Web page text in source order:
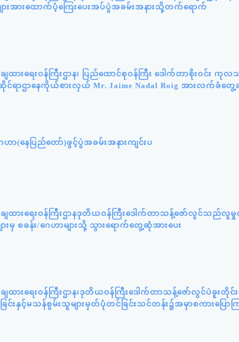
ားအားထောက်ပံ့ကြေးပေးအပ်ပွဲအခမ်းအနားသို့တက်ရောက်
းရေးဝန်ကြီးဌာန၊ ပြည်ထောင်စုဝန်ကြီး ဒေါက်တာစိုးဝင်း ကုလသ
ဆိုင်ရာဌာနေကိုယ်စားလှယ် Mr. Jaime Nadal Roig အားလက်ခံတွ
ာ(နေပြည်တော်)ဖွင့်ပွဲအခမ်းအနားကျင်းပ
ထားရေးဝန်ကြီးဌာနဒုတိယဝန်ကြီးဒေါက်တာသန့်ဇော်လွင်သည်လူမှု
ားမှ စခန်း/ဂေဟာများသို့ သွားရောက်တွေ့ဆုံအားပေး
ားရေးဝန်ကြီးဌာန၊ဒုတိယဝန်ကြီးဒေါက်တာသန့်ဇော်လွင်ပဲခူးတိုင်
မသန်စွမ်းသူများမှတ်ပုံတင်ခြင်းသင်တန်း၌အမှာစကားပြောက